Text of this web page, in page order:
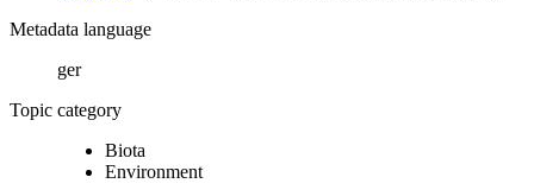
Metadata language
ger
Topic category
Biota
Environment